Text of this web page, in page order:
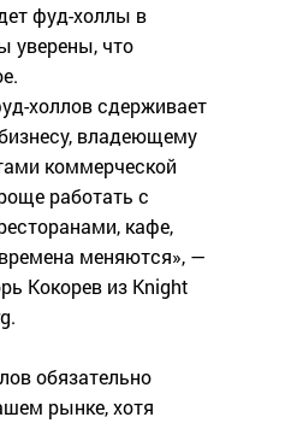
фуд-холлы в
уверены, что
холлов сдерживает
владеющему
коммерческой
работать с
кафе,
меняются», —
Кокорев из Knight
обязательно
рынке, хотя